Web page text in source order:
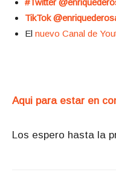
#Twitter
TikTok
El nuevo Canal de
Aqui para estar en
Los espero hasta la